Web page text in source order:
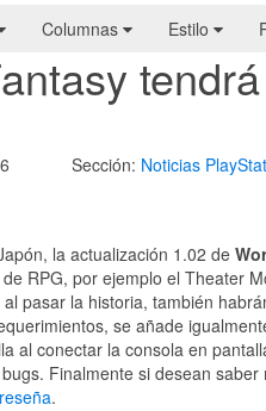
Columnas Estilo
Sección: Noticias
la actualización 1.02 de
RPG, por ejemplo el Theater
pasar la historia, también
se añade
al conectar la consola en
Finalmente si desean
.